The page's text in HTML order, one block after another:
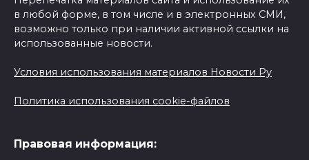
в любой форме, в том числе и в электронных СМИ,
возможно только при наличии активной ссылки на
использованные новости.
Условия использования материалов Новости Ру
Политика использования cookie-файлов
Правовая информация: